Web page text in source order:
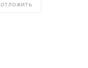
ОТЛОЖИТЬ